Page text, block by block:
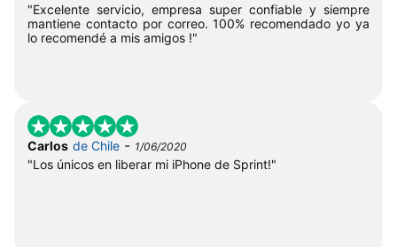
"Excelente servicio, empresa super confiable y siempre
mantiene contacto por correo. 100% recomendado yo ya
lo recomendé a mis amigos !"
Carlos de Chile - 1/06/2020
"Los únicos en liberar mi iPhone de Sprint!"